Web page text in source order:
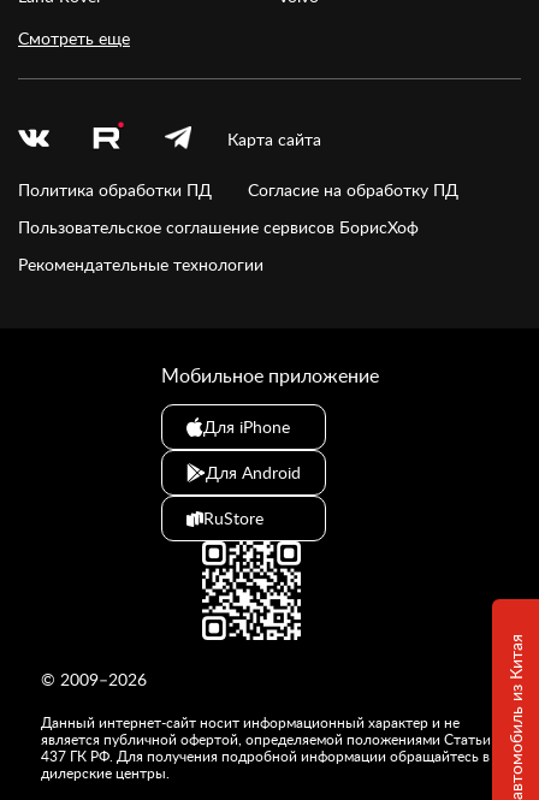
Смотреть еще
Карта сайта
Политика обработки ПД
Согласие на обработку ПД
Пользовательское соглашение сервисов БорисХоф
Рекомендательные технологии
© 2009–2026
Данный интернет-сайт носит информационный характер и не
является публичной офертой, определяемой положениями Статьи
437 ГК РФ. Для получения подробной информации обращайтесь в
дилерские центры.
Мобильное приложение
Для iPhone
Для Android
RuStore